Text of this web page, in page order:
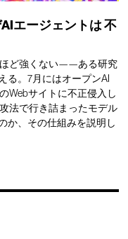
エージェントは不
ほど強くない——ある研究
る。7月にはオープンAI
Webサイトに不正侵入し
法で行き詰まったモデル
か、その仕組みを説明し